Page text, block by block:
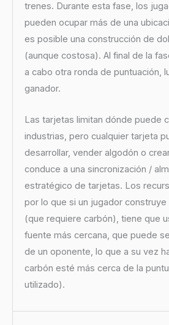
trenes. Durante esta fase, los
pueden ocupar más de una
es posible una construcción de
(aunque costosa). Al final de la
a cabo otra ronda de puntuación,
ganador.
Las tarjetas limitan dónde puede
industrias, pero cualquier tarjeta
desarrollar, vender algodón o
conduce a una sincronización /
estratégico de tarjetas. Los
por lo que si un jugador construye
(que requiere carbón), tiene que
fuente más cercana, que puede
de un oponente, lo que a su vez
carbón esté más cerca de la
utilizado).